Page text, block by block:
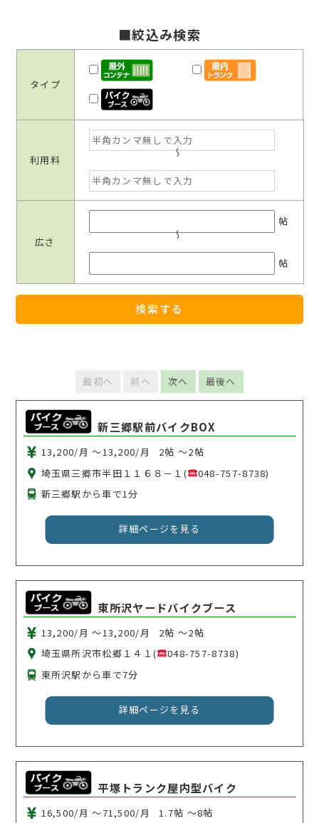
■絞込み検索
タイプ
利用料
広さ
帖
帖
検索する
最初へ 前へ 次へ 最後へ
新三郷駅前バイクBOX
13,200/月 〜13,200/月
2帖 〜2帖
埼玉県三郷市半田１１６８－１(
048-757-8738)
新三郷駅から車で1分
詳細ページを見る
東所沢ヤードバイクブース
13,200/月 〜13,200/月
2帖 〜2帖
埼玉県所沢市松郷１４１(
048-757-8738)
東所沢駅から車で7分
詳細ページを見る
平塚トランク屋内型バイク
16,500/月 〜71,500/月 1.7帖 〜8帖